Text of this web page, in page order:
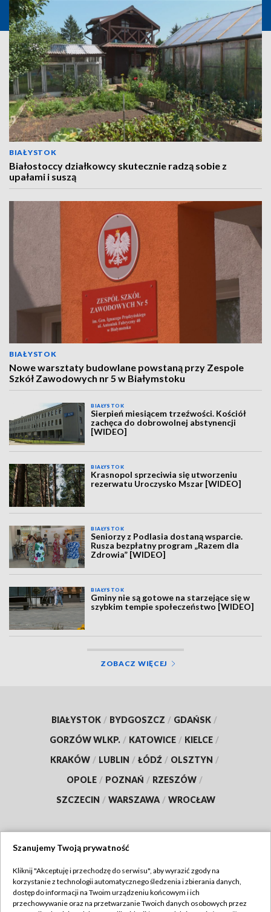
BIAŁYSTOK
Białostoccy działkowcy skutecznie radzą sobie z
upałami i suszą
BIAŁYSTOK
Nowe warsztaty budowlane powstaną przy Zespole
Szkół Zawodowych nr 5 w Białymstoku
BIAŁYSTOK
Sierpień miesiącem trzeźwości. Kościół
zachęca do dobrowolnej abstynencji
[WIDEO]
BIAŁYSTOK
Krasnopol sprzeciwia się utworzeniu
rezerwatu Uroczysko Mszar [WIDEO]
BIAŁYSTOK
Seniorzy z Podlasia dostaną wsparcie.
Rusza bezpłatny program „Razem dla
Zdrowia” [WIDEO]
BIAŁYSTOK
Gminy nie są gotowe na starzejące się w
szybkim tempie społeczeństwo [WIDEO]
ZOBACZ WIĘCEJ
BIAŁYSTOK / BYDGOSZCZ / GDAŃSK /
GORZÓW WLKP. / KATOWICE / KIELCE /
KRAKÓW / LUBLIN / ŁÓDŹ / OLSZTYN /
OPOLE / POZNAŃ / RZESZÓW /
SZCZECIN / WARSZAWA / WROCŁAW
TVP
Abonament TVP
Regulamin TVP
Szanujemy Twoją prywatność
Kliknij "Akceptuję i przechodzę do serwisu", aby wyrazić zgody na
korzystanie z technologii automatycznego śledzenia i zbierania danych,
dostęp do informacji na Twoim urządzeniu końcowym i ich
przechowywanie oraz na przetwarzanie Twoich danych osobowych przez